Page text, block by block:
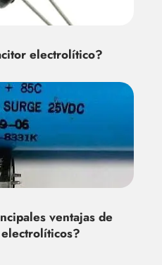
electrolítico?
ventajas de